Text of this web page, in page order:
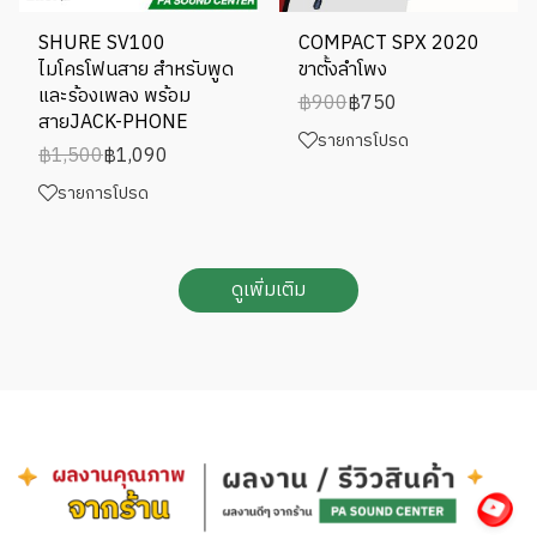
SHURE SV100
ไมโครโฟนสาย สำหรับพูด
และร้องเพลง พร้อม
สายJACK-PHONE
฿1,500฿1,090
รายการโปรด
COMPACT SPX 2020
ขาตั้งลำโพง
฿900฿750
รายการโปรด
ดูเพิ่มเติม